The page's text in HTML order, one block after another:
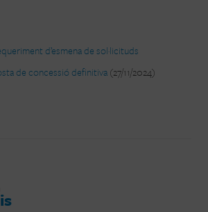
d’esmena de sol·licituds
de concessió definitiva(27/11/2024)